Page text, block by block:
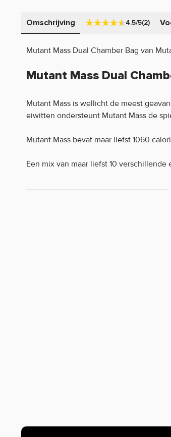
Omschrijving 4.5/5(2)
Mutant Mass Dual Chamber Bag van
Mutant Mass Dual
Mutant Mass is wellicht de meest
eiwitten ondersteunt Mutant Mass de
Mutant Mass bevat maar liefst 1060
Een mix van maar liefst 10
Mutant Mass Dual Chamber Bag is